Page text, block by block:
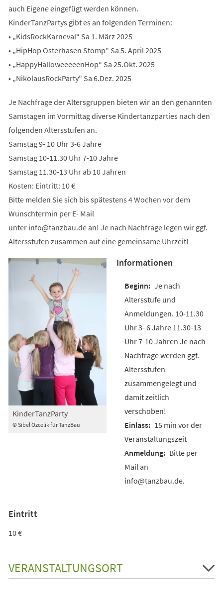
auch Eigene eingefügt werden können.
KinderTanzPartys gibt es an folgenden Terminen:
• „KidsRockKarneval“ Sa 1. März 2025
• „HipHop Osterhasen Stomp" Sa 5. April 2025
• „HappyHalloweeeeenHop“ Sa 25.Okt. 2025
• „NikolausRockParty" Sa 6.Dez. 2025
Je Nachfrage der Altersgruppen bieten wir an den genannten
Samstagen im Vormittag diverse Kindertanzparties nach den
folgenden Altersstufen an.
Samstag 9- 10 Uhr 3-6 Jahre
Samstag 10-11.30 Uhr 7-10 Jahre
Samstag 11.30-13 Uhr ab 10 Jahren
Kosten: Eintritt: 10 €
Bitte melden Sie sich bis spätestens 4 Wochen vor dem
Wunschtermin per E- Mail
unter info tanzbau dean! Je nach Nachfrage legen wir ggf.
Altersstufen zusammen auf eine gemeinsame Uhrzeit!
© Sibel Özcelik für TanzBau
KinderTanzParty
Informationen
Je nach
Altersstufe und
Anmeldungen. 10-11.30
Uhr 3- 6 Jahre 11.30-13
Uhr 7-10 Jahren Je nach
Nachfrage werden ggf.
Altersstufen
zusammengelegt und
damit zeitlich
verschoben!
15 min vor der
Veranstaltungszeit
Bitte per
Mail an
info@tanzbau.de.
Eintritt
10 €
VERANSTALTUNGSORT